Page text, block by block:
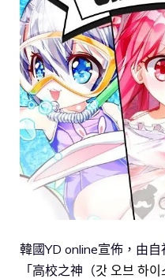
韓國YD online宣佈，由
「高校之神（갓 오브 하